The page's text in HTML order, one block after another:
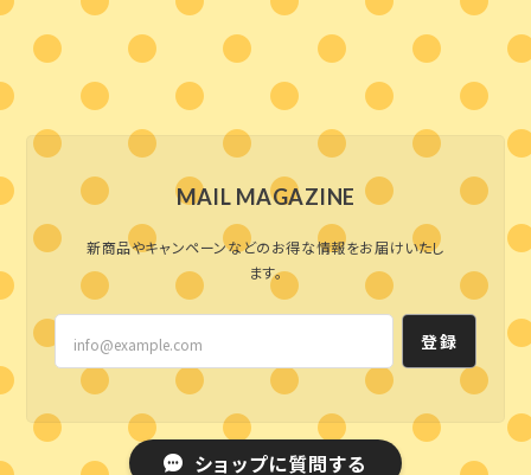
MAIL MAGAZINE
新商品やキャンペーンなどのお得な情報をお届けいたし
ます。
登録
ショップに質問する